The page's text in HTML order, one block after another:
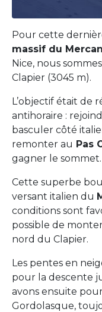
Pour cette
massif du
Nice, nous
Clapier (3045 m).
L’objectif était de
antihoraire :
basculer côté
remonter au Pas
gagner le sommet.
Cette superbe
versant italien du
conditions sont
possible de
nord du Clapier.
Les pentes en
pour la descente
avons ensuite
Gordolasque,